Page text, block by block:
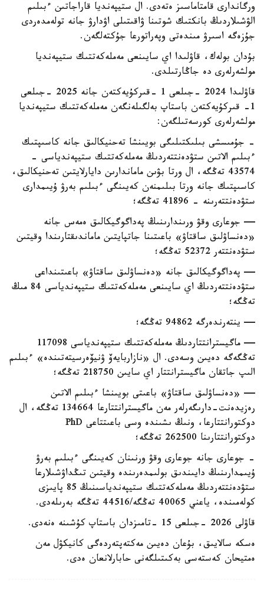
ورگاندارى قامتاماسىز ەتەدى. ال ستيپەنديا قاراجاتىن ءبىلىم
الۋشىلاردىڭ بانكتىك شوتىنا ۋاقىتىلى اۋدارۋ جانە تولەمدەردى
جۇزەگە اسىرۋ مىندەتى وپەراتورعا جۇكتەلگەن.
بۇدان بولەك، قاۋلىدا اي سايىنعى مەملەكەتتىك ستيپەنديا
مولشەرلەرى دە جاڭارتىلدى.
قاۋلىدا 2024 -جىلعى 1 -قىركۇيەكتەن جانە 2025 -جىلعى
1- قىركۇيەكتەن باستاپ بەلگىلەنگەن مەملەكەتتىك ستيپەنديا
مولشەرلەرى كورسەتىلگەن:
- جۇمىسشى بىلىكتىلىگى بويىنشا تەحنيكالىق جانە كاسىپتىك
ءبىلىم الاتىن ستۋدەنتتەردىڭ مەملەكەتتىك ستيپەندياسى -
43574 تەڭگە، ال ورتا بۋىن ماماندارىن دايارلايتىن تەحنيكالىق،
كاسىپتىك جانە ورتا بىلىمنەن كەيىنگى ءبىلىم بەرۋ ۇيىمدارى
ستۋدەنتتەرىنە - 41896 تەڭگە؛
— جوعارى وقۋ ورىندارىنىڭ پەداگوگيكالىق ەمەس جانە
«دەنساۋلىق ساقتاۋ» باعىتىنا جاتپايتىن ماماندىقتارىندا وقيتىن
ستۋدەنتتەر 52372 تەڭگە؛
— پەداگوگيكالىق جانە «دەنساۋلىق ساقتاۋ» باعىتىنداعى
ستۋدەنتتەردىڭ اي سايىنعى مەملەكەتتىك ستيپەندياسى 84 مىڭ
تەڭگە؛
— ينتەرندەرگە 94862 تەڭگە؛
— ماگيسترانتتاردىڭ مەملەكەتتىك ستيپەندياسى 117098
تەڭگەگە دەيىن وسەدى. ال «نازاربايەۆ ۋنيۆەرسيتەتىندە» ءبىلىم
الىپ جاتقان ماگيسترانتتار اي سايىن 218750 تەڭگە؛
— «دەنساۋلىق ساقتاۋ» باعىتى بويىنشا ءبىلىم الاتىن
رەزيدەنت-دارىگەرلەر مەن ماگيسترانتتارعا 134664 تەڭگە، ال
دوكتورانتتارعا، ونىڭ ىشىندە وسى باعىتتاعى PhD
دوكتورانتتارىنا 262500 تەڭگە؛
- جوعارى جانە جوعارى وقۋ ورنىنان كەيىنگى ءبىلىم بەرۋ
ۇيىمدارىنىڭ دايىندىق بولىمدەرىندە وقيتىن تىڭداۋشىلارعا
ستۋدەنتتەردىڭ مەملەكەتتىك ستيپەندياسىنىڭ 85 پايىزى
كولەمىندە، ياعني 40065 تەڭگە/44516 تەڭگە بەرىلەدى.
قاۋلى 2026 -جىلعى 15 -تامىزدان باستاپ كۇشىنە ەنەدى.
ەسكە سالايىق، بۇعان دەيىن مەكتەپتەردەگى كانيكۋل مەن
ەمتيحان كەستەسى بەكىتىلگەنى حابارلانعان ەدى.